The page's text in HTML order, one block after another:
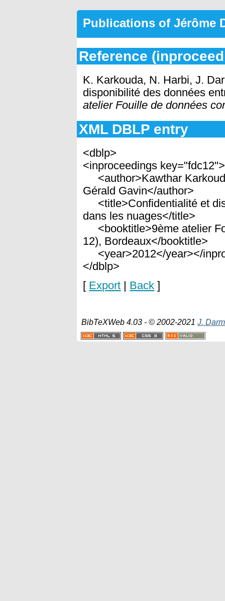
Publications of Jérôme
Reference
K. Karkouda, N. Harbi, J.
disponibilité des données
atelier Fouille de données
XML DBLP entry
<dblp>
<inproceedings key="fdc12">
<author>Kawthar
Gérald Gavin</author>
<title>Confidentialité et
dans les nuages</title>
<booktitle>9ème atelier
12), Bordeaux</booktitle>
<year>2012</year></
</dblp>
[ Export Back ]
BibTeXWeb 4.03 - © 2002-2021J.